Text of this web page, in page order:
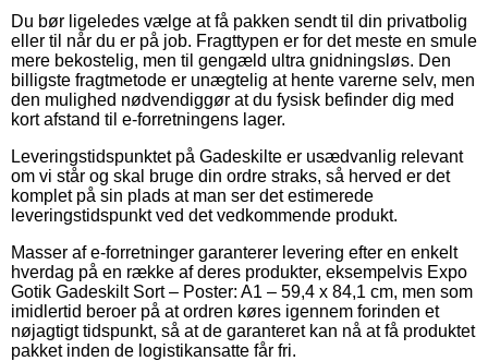
Du bør ligeledes vælge at få pakken sendt til din privatbolig
eller til når du er på job. Fragttypen er for det meste en smule
mere bekostelig, men til gengæld ultra gnidningsløs. Den
billigste fragtmetode er unægtelig at hente varerne selv, men
den mulighed nødvendiggør at du fysisk befinder dig med
kort afstand til e-forretningens lager.
Leveringstidspunktet på Gadeskilte er usædvanlig relevant
om vi står og skal bruge din ordre straks, så herved er det
komplet på sin plads at man ser det estimerede
leveringstidspunkt ved det vedkommende produkt.
Masser af e-forretninger garanterer levering efter en enkelt
hverdag på en række af deres produkter, eksempelvis Expo
Gotik Gadeskilt Sort – Poster: A1 – 59,4 x 84,1 cm, men som
imidlertid beroer på at ordren køres igennem forinden et
nøjagtigt tidspunkt, så at de garanteret kan nå at få produktet
pakket inden de logistikansatte får fri.